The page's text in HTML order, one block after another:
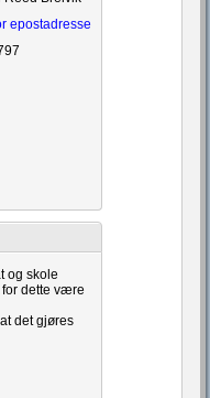
epostadresse